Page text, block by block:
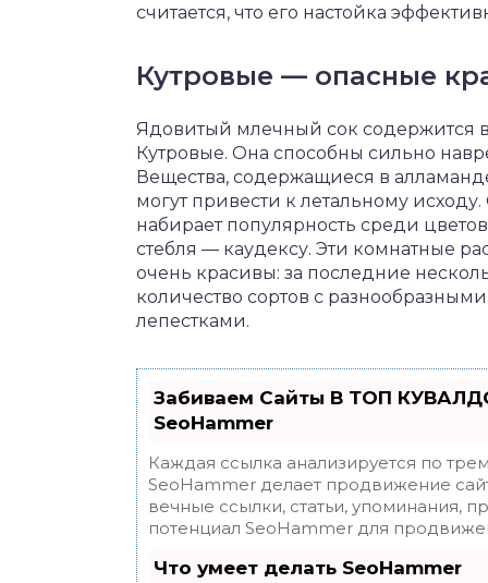
считается, что его настойка
Кутровые — опасные
Ядовитый млечный сок содержится
Кутровые. Она способны сильно
Вещества, содержащиеся в
могут привести к летальному
набирает популярность среди
стебля — каудексу. Эти комнатные
очень красивы: за последние
количество сортов с
лепестками.
Забиваем Сайты В ТОП
SeoHammer
Каждая ссылка анализируется по
SeoHammer делает продвижение
вечные ссылки, статьи, упоминания,
потенциал SeoHammer для
Что умеет делать SeoHammer